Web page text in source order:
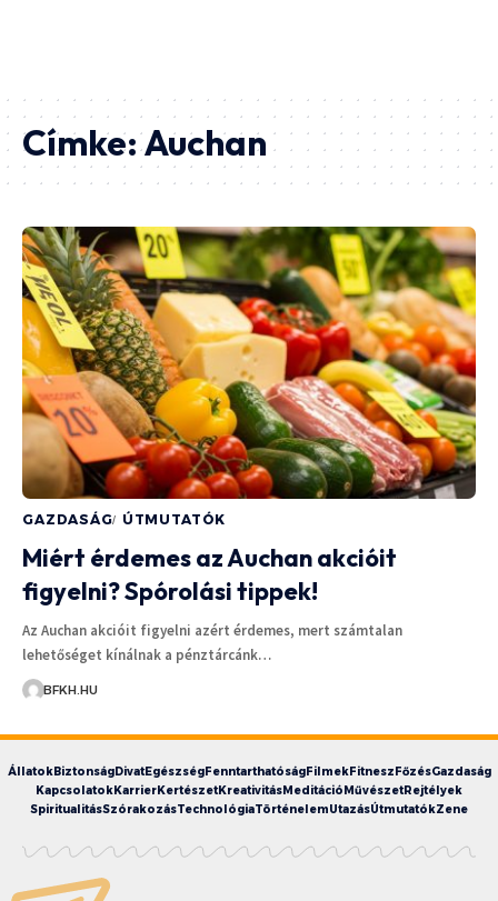
Címke:Auchan
GAZDASÁG ÚTMUTATÓK
Miért érdemes az Auchan akcióit
figyelni? Spórolási tippek!
Az Auchan akcióit figyelni azért érdemes, mert számtalan
lehetőséget kínálnak a pénztárcánk…
BFKH.HU
ÁllatokBiztonságDivatEgészségFenntarthatóságFilmekFitneszFőzésGazdaság
KapcsolatokKarrierKertészetKreativitásMeditációMűvészetRejtélyek
SpiritualitásSzórakozásTechnológiaTörténelemUtazásÚtmutatókZene